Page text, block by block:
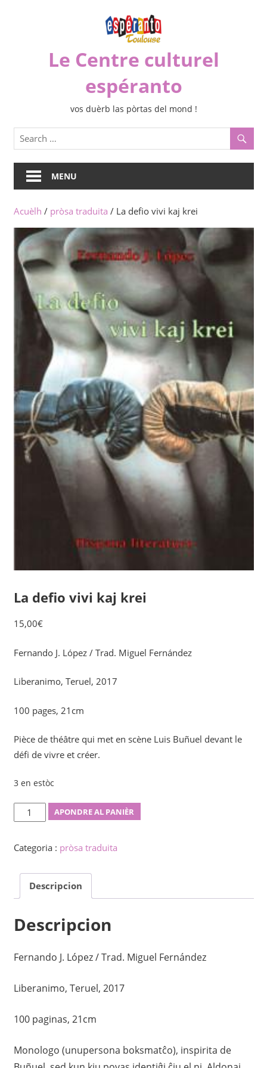
Le Centre culturel
espéranto
vos duèrb las pòrtas del mond !
MENU
Acuèlh / pròsa traduita / La defio vivi kaj krei
La defio vivi kaj krei
15,00€
Fernando J. López / Trad. Miguel Fernández
Liberanimo, Teruel, 2017
100 pages, 21cm
Pièce de théâtre qui met en scène Luis Buñuel devant le
défi de vivre et créer.
3 en estòc
defio
krei
quantity
APONDRE AL PANIÈR
Categoria : pròsa traduita
Descripcion
Descripcion
Fernando J. López / Trad. Miguel Fernández
Liberanimo, Teruel, 2017
100 paginas, 21cm
Monologo (unupersona boksmatĉo), inspirita de